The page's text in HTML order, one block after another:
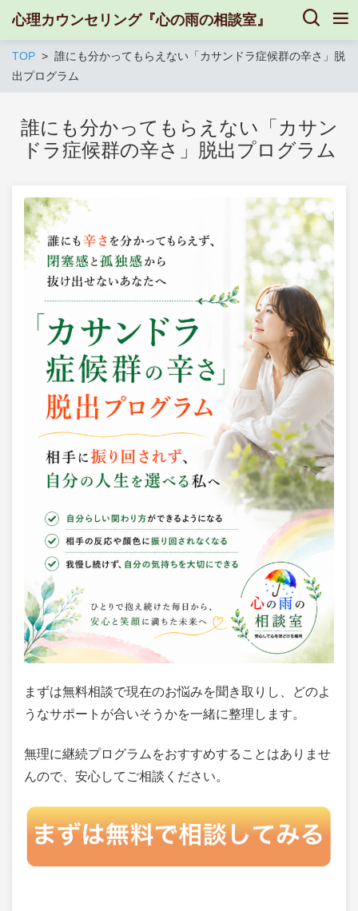
心理カウンセリング『心の雨の相談室』
TOP
誰にも分かってもらえない「カサンドラ症候群の辛さ」脱
出プログラム
誰にも分かってもらえない「カサン
ドラ症候群の辛さ」脱出プログラム
まずは無料相談で現在のお悩みを聞き取りし、どのよ
うなサポートが合いそうかを一緒に整理します。
無理に継続プログラムをおすすめすることはありませ
んので、安心してご相談ください。